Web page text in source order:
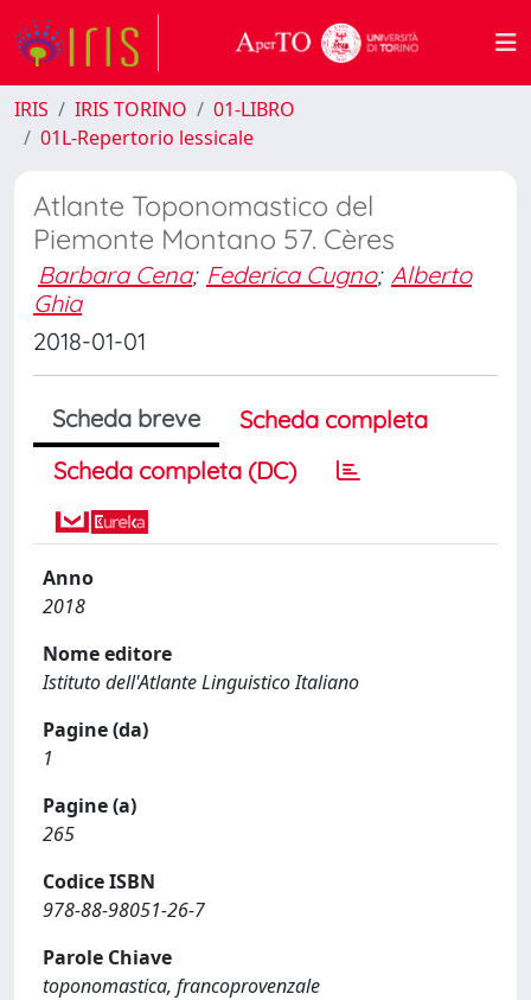
IRIS IRIS TORINO
01-LIBRO
01L-Repertorio lessicale
Atlante Toponomastico del
Piemonte Montano 57. Cères
Barbara Cena; Federica Cugno; Alberto
Ghia
2018-01-01
Scheda breve
Scheda completa
Scheda completa (DC)
Anno
2018
Nome editore
Istituto dell'Atlante Linguistico Italiano
Pagine (da)
1
Pagine (a)
265
Codice ISBN
978-88-98051-26-7
Parole Chiave
toponomastica, francoprovenzale